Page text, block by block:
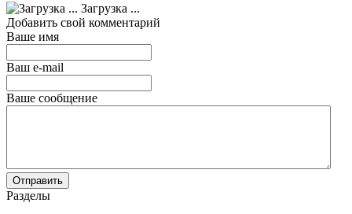
Загрузка ...
Добавить свой комментарий
Ваше имя
Ваш e-mail
Ваше сообщение
Разделы